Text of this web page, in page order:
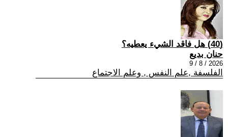
(40) هل فاقد الشيء يعطيه؟
حنان بديع
2026 / 8 / 9
الفلسفة ,علم النفس , وعلم الاجتماع